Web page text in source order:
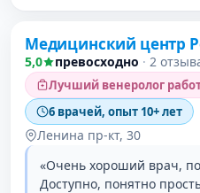
Медицинский центр
5,0 превосходно · 2
Лучший венеролог
6 врачей, опыт 10+ лет
Ленина пр-кт, 30
«Очень хороший врач,
Доступно, понятно